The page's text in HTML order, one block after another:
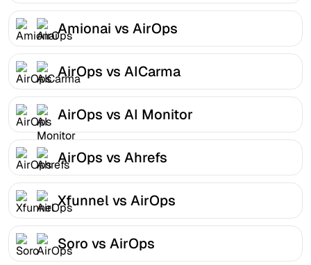
Amionai vs AirOps
AirOps vs AICarma
AirOps vs AI Monitor
AirOps vs Ahrefs
Xfunnel vs AirOps
Soro vs AirOps